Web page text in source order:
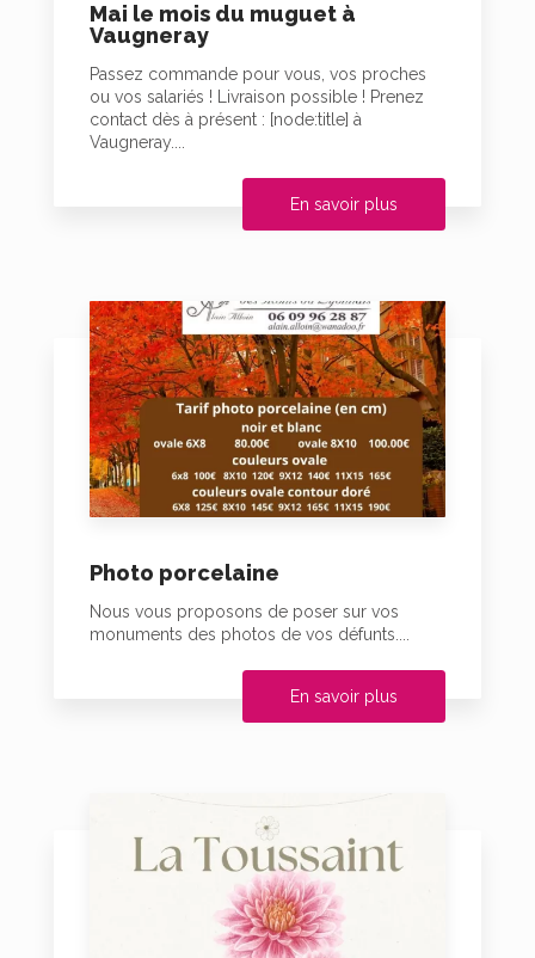
Mai le mois du muguet à
Vaugneray
Passez commande pour vous, vos proches
ou vos salariés ! Livraison possible ! Prenez
contact dès à présent : [node:title] à
Vaugneray....
En savoir plus
Photo porcelaine
Nous vous proposons de poser sur vos
monuments des photos de vos défunts....
En savoir plus